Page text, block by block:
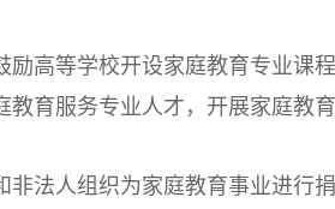
等学校开设家庭教育专业课程
育服务专业人才，开展家庭教育
人组织为家庭教育事业进行捐